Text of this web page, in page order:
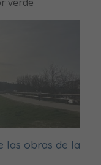
las obras de la